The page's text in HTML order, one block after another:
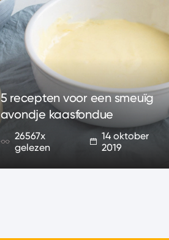
5 recepten voor een smeuïg
avondje kaasfondue
26567x
gelezen
14 oktober
2019